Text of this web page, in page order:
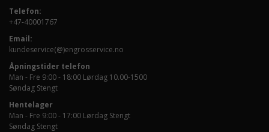
Telefon:
+47-40001767
Email:
kundeservice(@)engrosservice.no
Åpningstider telefon
Man - Fre 9:00 - 18:00 Lørdag 10.00-1500
Søndag Stengt
Hentelager
Man - Fre 9:00 - 17:00 Lørdag Stengt
Søndag Stengt